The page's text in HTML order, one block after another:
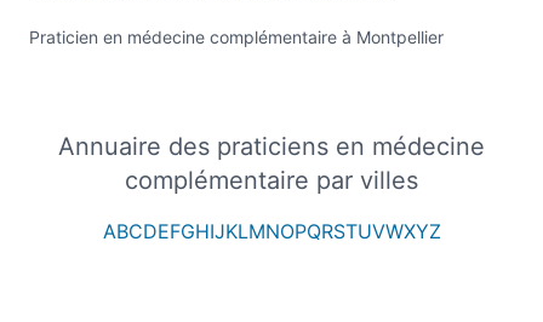
Praticien en médecine complémentaire à Montpellier
Annuaire des praticiens en médecine
complémentaire par villes
ABCDEFGHIJKLMNOPQRSTUVWXYZ